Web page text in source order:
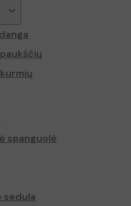
spanguolė
sedula